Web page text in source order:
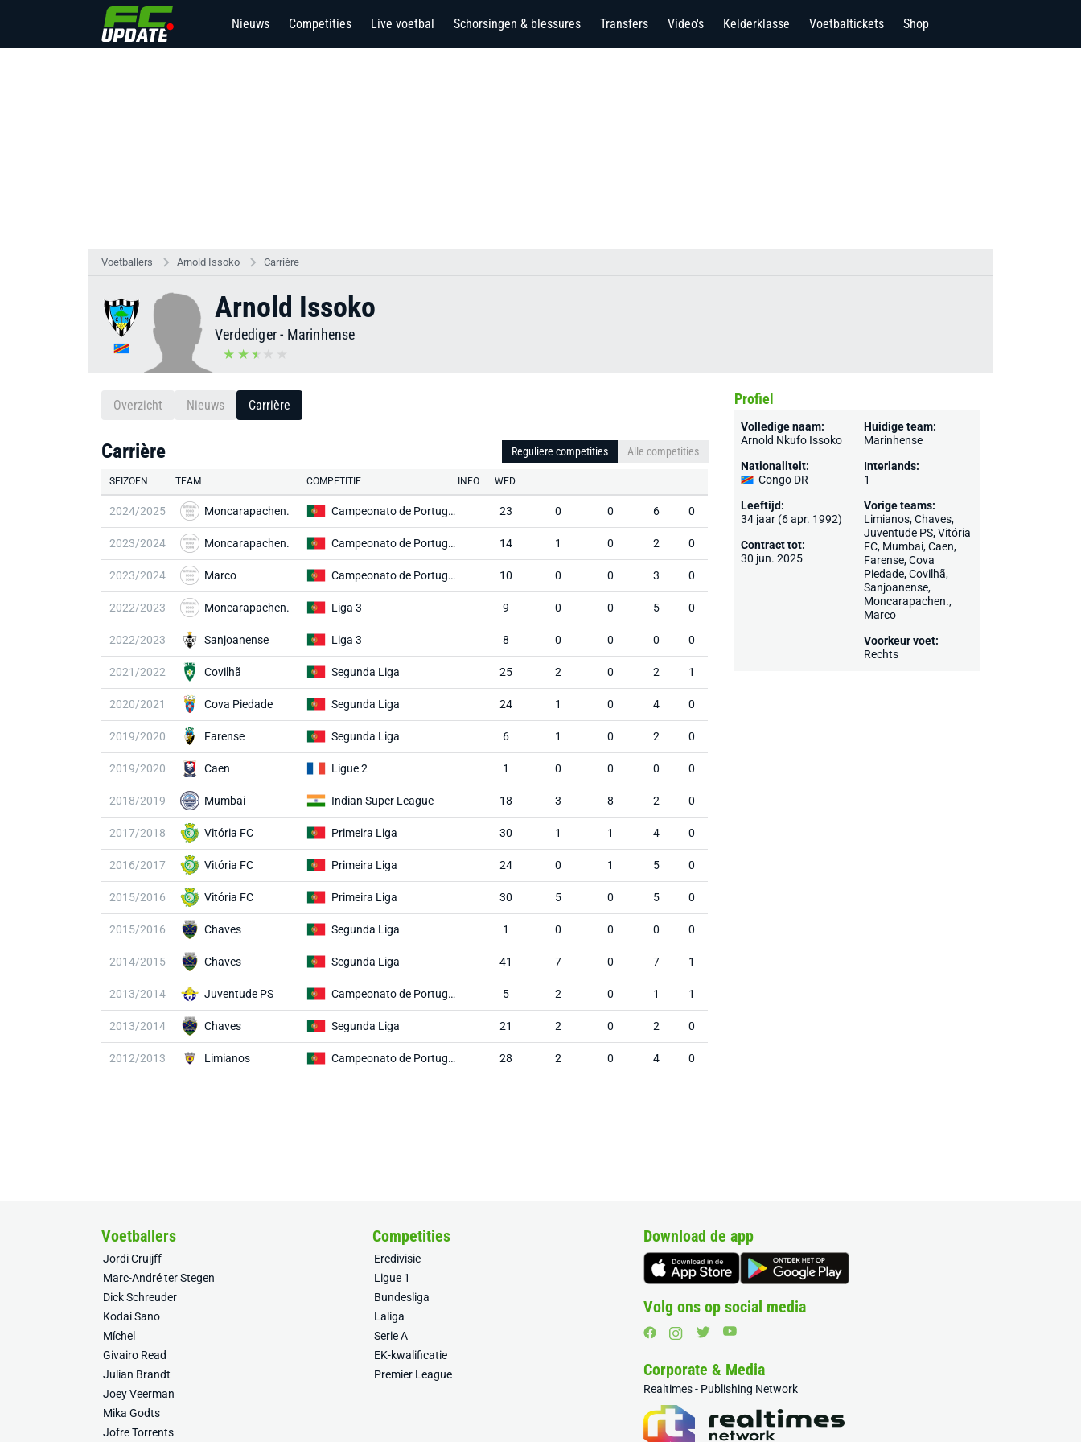
Nieuws Competities Live voetbal Schorsingen & blessures Transfers Video's Kelderklasse Voetbaltickets Shop
Voetballers Arnold Issoko Carrière
Arnold Issoko
Verdediger- Marinhense
Overzicht Nieuws Carrière
Carrière Reguliere competities Alle competities
SEIZOEN TEAM COMPETITIE INFO WED.
2024/2025 Moncarapachen. Campeonato de Portugal Prio 23 0 0 6 0
2023/2024 Moncarapachen. Campeonato de Portugal Prio 14 1 0 2 0
2023/2024 Marco Campeonato de Portugal Prio 10 0 0 3 0
2022/2023 Moncarapachen. Liga 3 9 0 0 5 0
2022/2023 Sanjoanense Liga 3 8 0 0 0 0
2021/2022 Covilhã Segunda Liga 25 2 0 2 1
2020/2021 Cova Piedade Segunda Liga 24 1 0 4 0
2019/2020 Farense Segunda Liga 6 1 0 2 0
2019/2020 Caen Ligue 2 1 0 0 0 0
2018/2019 Mumbai Indian Super League 18 3 8 2 0
2017/2018 Vitória FC Primeira Liga 30 1 1 4 0
2016/2017 Vitória FC Primeira Liga 24 0 1 5 0
2015/2016 Vitória FC Primeira Liga 30 5 0 5 0
2015/2016 Chaves Segunda Liga 1 0 0 0 0
2014/2015 Chaves Segunda Liga 41 7 0 7 1
2013/2014 Juventude PS Campeonato de Portugal Prio 5 2 0 1 1
2013/2014 Chaves Segunda Liga 21 2 0 2 0
2012/2013 Limianos Campeonato de Portugal Prio 28 2 0 4 0
Profiel
Volledige naam:
Arnold Nkufo Issoko
Nationaliteit:
Congo DR
Leeftijd:
34 jaar (6 apr. 1992)
Contract tot:
30 jun. 2025
Huidige team:
Marinhense
Interlands:
1
Vorige teams:
Limianos,Chaves,
Juventude PS, Vitória
FC, Mumbai,Caen,
Farense, Cova
Piedade, Covilhã,
Sanjoanense,
Moncarapachen.,
Marco
Voorkeur voet:
Rechts
Voetballers
Jordi Cruijff
Marc-André ter Stegen
Dick Schreuder
Kodai Sano
Míchel
Givairo Read
Julian Brandt
Joey Veerman
Mika Godts
Jofre Torrents
Competities
Eredivisie
Ligue 1
Bundesliga
Laliga
Serie A
EK-kwalificatie
Premier League
Download de app
Volg ons op social media
Corporate & Media
Realtimes - Publishing Network